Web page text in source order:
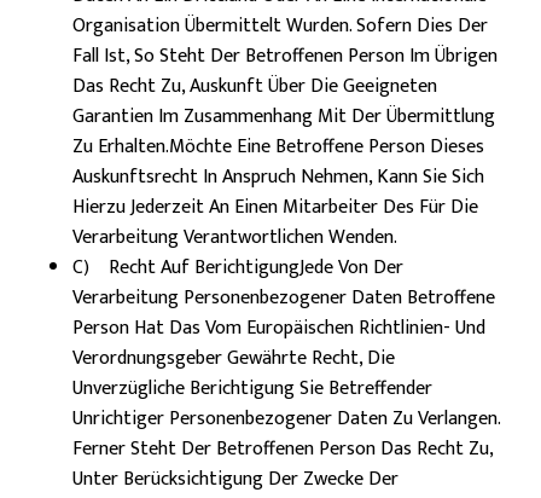
Organisation Übermittelt Wurden. Sofern Dies Der
Fall Ist, So Steht Der Betroffenen Person Im Übrigen
Das Recht Zu, Auskunft Über Die Geeigneten
Garantien Im Zusammenhang Mit Der Übermittlung
Zu Erhalten.Möchte Eine Betroffene Person Dieses
Auskunftsrecht In Anspruch Nehmen, Kann Sie Sich
Hierzu Jederzeit An Einen Mitarbeiter Des Für Die
Verarbeitung Verantwortlichen Wenden.
C) Recht Auf BerichtigungJede Von Der
Verarbeitung Personenbezogener Daten Betroffene
Person Hat Das Vom Europäischen Richtlinien- Und
Verordnungsgeber Gewährte Recht, Die
Unverzügliche Berichtigung Sie Betreffender
Unrichtiger Personenbezogener Daten Zu Verlangen.
Ferner Steht Der Betroffenen Person Das Recht Zu,
Unter Berücksichtigung Der Zwecke Der